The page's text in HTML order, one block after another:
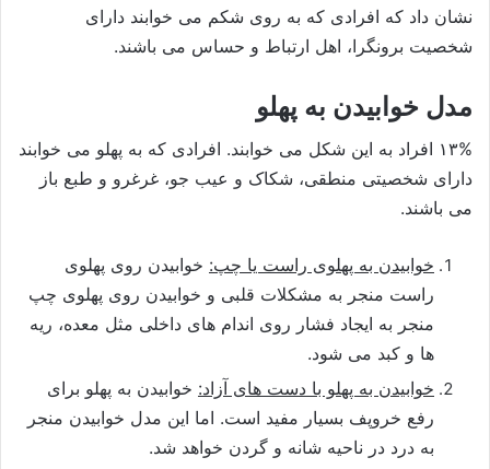
نشان داد که افرادی که به روی شکم می خوابند دارای
شخصیت برونگرا، اهل ارتباط و حساس می باشند.
مدل خوابیدن به پهلو
۱۳% افراد به این شکل می خوابند. افرادی که به پهلو می خوابند
دارای شخصیتی منطقی، شکاک و عیب جو، غرغرو و طبع باز
می باشند.
خوابیدن به پهلوی راست یا چپ: خوابیدن روی پهلوی
راست منجر به مشکلات قلبی و خوابیدن روی پهلوی چپ
منجر به ایجاد فشار روی اندام های داخلی مثل معده، ریه
ها و کبد می شود.
خوابیدن به پهلو با دست های آزاد: خوابیدن به پهلو برای
رفع خروپف بسیار مفید است. اما این مدل خوابیدن منجر
به درد در ناحیه شانه و گردن خواهد شد.